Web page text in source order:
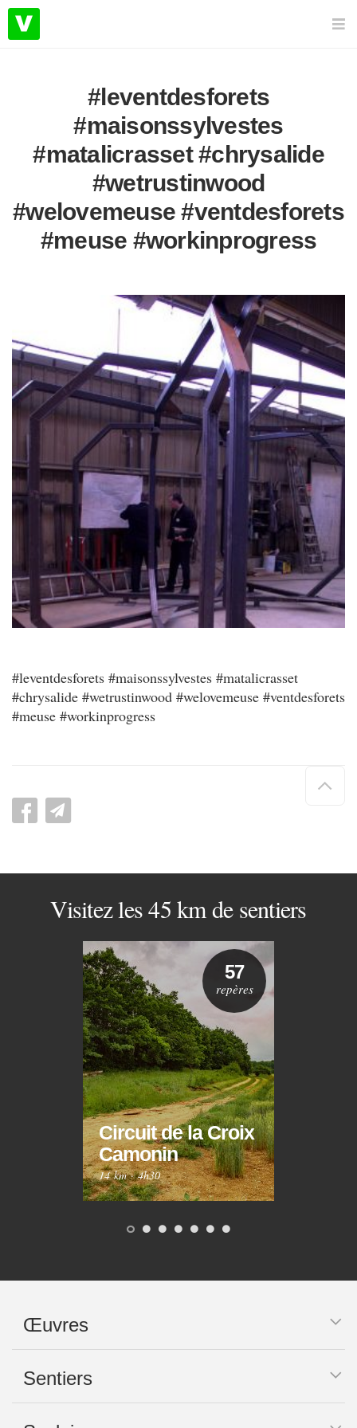
#leventdesforets
#maisonssylvestes
#matalicrasset #chrysalide
#wetrustinwood
#welovemeuse #ventdesforets
#meuse #workinprogress
#leventdesforets #maisonssylvestes #matalicrasset
#chrysalide #wetrustinwood #welovemeuse #ventdesforets
#meuse #workinprogress
de
Visitez les 45 km de sentiers
Circuit de la Croix
Camonin
14 km·4h30
57
repères
Œuvres
Sentiers